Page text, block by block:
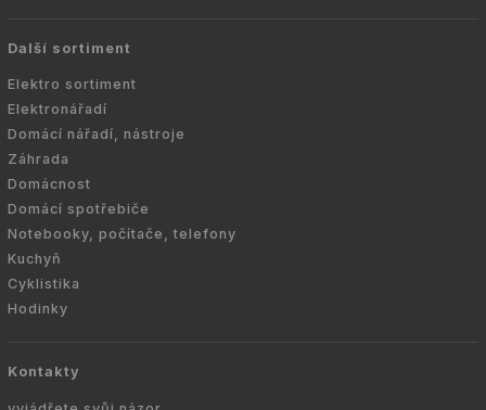
Další sortiment
Elektro sortiment
Elektronářadí
Domácí nářadí, nástroje
Záhrada
Domácnost
Domácí spotřebiče
Notebooky, počítače, telefony
Kuchyň
Cyklistika
Hodinky
Kontakty